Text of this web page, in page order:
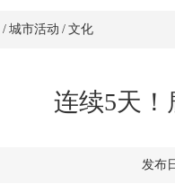
/ 城市活动 / 文化
连续5天
发布